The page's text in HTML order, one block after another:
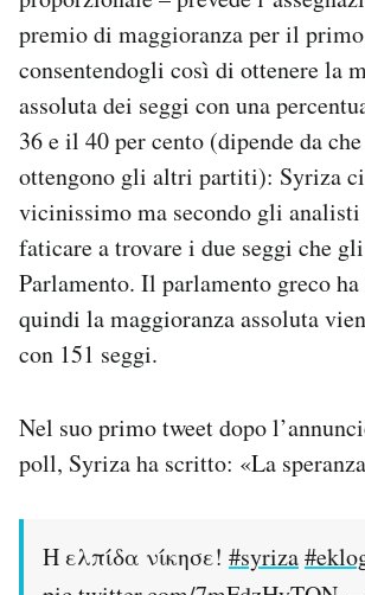
premio di maggioranza per il
consentendogli così di ottenere la
assoluta dei seggi con una
36 e il 40 per cento (dipende da
ottengono gli altri partiti): Syriza ci
vicinissimo ma secondo gli analisti
faticare a trovare i due seggi che
Parlamento. Il parlamento greco ha
quindi la maggioranza assoluta
con 151 seggi.
Nel suo primo tweet dopo
poll, Syriza ha scritto: «La
Η ελπίδα νίκησε! #syriza